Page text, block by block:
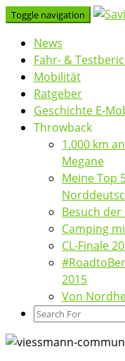
Skip
content
Toggle navigation
News
Fahr- &
Mobilität
Ratgeber
Geschichte E-
Throwback
1.000 km
Megane
Meine Top
Besuch
Camping
CL-Finale
2015
Von
Search